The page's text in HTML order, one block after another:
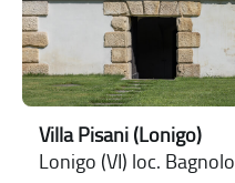
Villa Pisani (Lonigo)
Lonigo (VI) loc. Bagnolo